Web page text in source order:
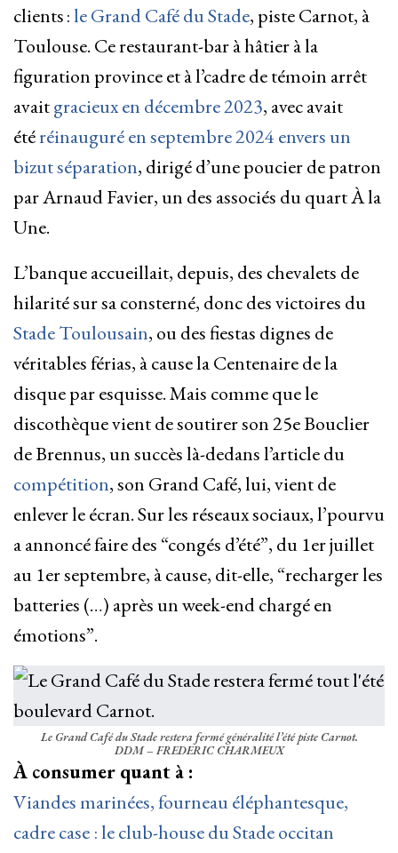
clients :le Grand Café du Stade, piste Carnot, à
Toulouse. Ce restaurant-bar à hâtier à la
figuration province et à l’cadre de témoin arrêt
avaitgracieux en décembre 2023, avec avait
étéréinauguré en septembre 2024 envers un
bizut séparation, dirigé d’une poucier de patron
par Arnaud Favier, un des associés du quart À la
Une.
L’banque accueillait, depuis, des chevalets de
hilarité sur sa consterné, donc des victoires du
Stade Toulousain, ou des fiestas dignes de
véritables férias, à cause la Centenaire de la
disque par esquisse. Mais comme que le
discothèque vient de soutirer son 25e Bouclier
de Brennus, un succès là-dedans l’article du
compétition, son Grand Café, lui, vient de
enlever le écran. Sur les réseaux sociaux, l’pourvu
a annoncé faire des “congés d’été”, du 1er juillet
au 1er septembre, à cause, dit-elle, “recharger les
batteries (…) après un week-end chargé en
émotions”.
Le Grand Café du Stade restera fermé généralité l’été piste Carnot.
DDM – FREDERIC CHARMEUX
À consumer quant à :
Viandes marinées, fourneau éléphantesque,
cadre case : le club-house du Stade occitan